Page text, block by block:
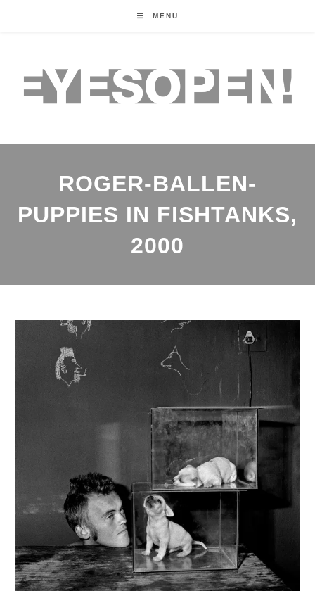
MENU
ROGER-BALLEN-
PUPPIES IN FISHTANKS,
2000